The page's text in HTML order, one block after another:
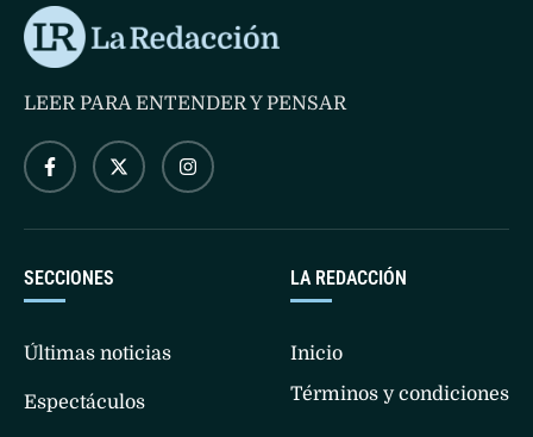
LA REDACCIÓN
Inicio
Términos y condiciones
SECCIONES
Últimas noticias
Espectáculos
LEER PARA ENTENDER Y PENSAR